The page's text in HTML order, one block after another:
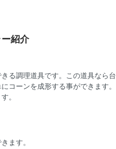
紹介
る調理道具です。この道具なら台
コーンを成形する事ができます。
。
ます。